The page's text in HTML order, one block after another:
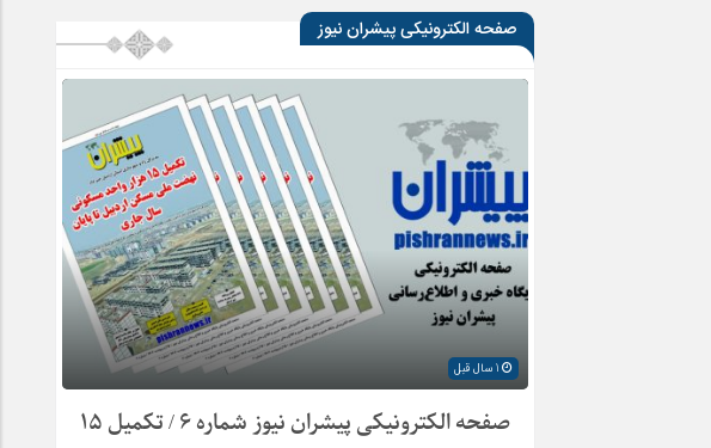
صفحه الکترونیکی پیشران نیوز
صفحه الکترونیکی پیشران نیوز شماره ۶ / تکمیل ۱۵